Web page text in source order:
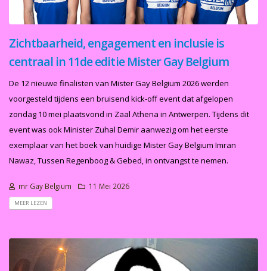
Zichtbaarheid, engagement en inclusie is
centraal in 11de editie Mister Gay Belgium
De 12 nieuwe finalisten van Mister Gay Belgium 2026 werden
voorgesteld tijdens een bruisend kick-off event dat afgelopen
zondag 10 mei plaatsvond in Zaal Athena in Antwerpen. Tijdens dit
event was ook Minister Zuhal Demir aanwezig om het eerste
exemplaar van het boek van huidige Mister Gay Belgium Imran
Nawaz, Tussen Regenboog & Gebed, in ontvangst te nemen.
mr Gay Belgium 11 Mei 2026
MEER LEZEN